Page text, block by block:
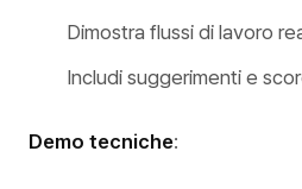
Dimostra flussi di lavoro
Includi suggerimenti e
Demo tecniche: